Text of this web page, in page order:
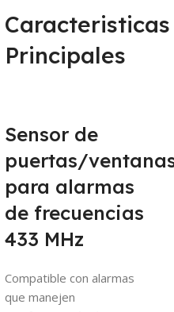
Caracteristicas
Principales
Sensor de
puertas/
para alarmas
de frecuencias
433 MHz
Compatible con alarmas
que manejen